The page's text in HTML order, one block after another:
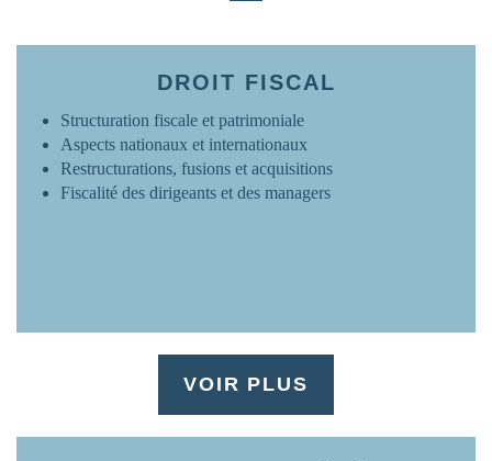
DROIT FISCAL
Structuration fiscale et patrimoniale
Aspects nationaux et internationaux
Restructurations, fusions et acquisitions
Fiscalité des dirigeants et des managers
VOIR PLUS